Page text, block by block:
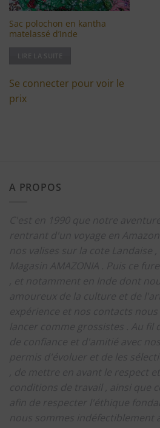
Sac polochon en kantha
matelassé d’Inde
Se connecter pour voir le
prix
A PROPOS